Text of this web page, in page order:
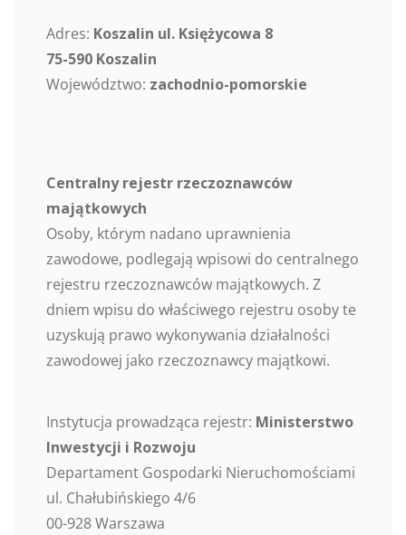
Adres: Koszalin ul. Księżycowa 8
75-590 Koszalin
Województwo: zachodnio-pomorskie
Centralny rejestr rzeczoznawców
majątkowych
Osoby, którym nadano uprawnienia
zawodowe, podlegają wpisowi do centralnego
rejestru rzeczoznawców majątkowych. Z
dniem wpisu do właściwego rejestru osoby te
uzyskują prawo wykonywania działalności
zawodowej jako rzeczoznawcy majątkowi.
Instytucja prowadząca rejestr: Ministerstwo
Inwestycji i Rozwoju
Departament Gospodarki Nieruchomościami
ul. Chałubińskiego 4/6
00-928 Warszawa